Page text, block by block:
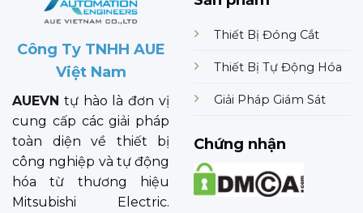
Công Ty TNHH AUE
Việt Nam
AUEVN tự hào là đơn vị
cung cấp các giải pháp
toàn diện về thiết bị
công nghiệp và tự động
hóa từ thương hiệu
Mitsubishi Electric.
Thiết Bị Đóng Cắt
Thiết Bị Tự Động Hóa
Giải Pháp Giám Sát
Chứng nhận